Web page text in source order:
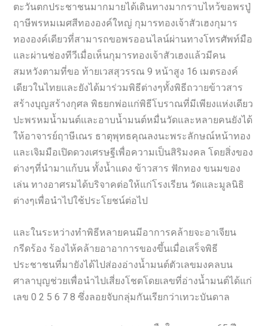
ตะวันตกประชาชนมากมายได้เดินทางมากราบไหว้ขอพรปู่
ฤาษีพรหมเมศสีทององค์ใหญ่ กุมารทองเจ้าสัวเฮงกุมาร
ทององค์เดียวที่สามารถขอพรออนไลน์ผ่านทางโทรศัพท์มือ
และผ่านช่องทีวีเมื่อเห็นกุมารทองเจ้าสัวเฮงแล้วมีคน
สมหวังตามที่ขอ ท้ายเวสสุวรรณ 9 หน้าสูง 16 เมตรองค์
เดียวในไทยและยังได้มาร่วมพิธีต่างๆทั้งพิธีถวายข้าวสาร
สร้างบุญสร้างกุศล พิธยกพ่อแก่พิธีโบราณที่มีเพียงแห่งเดียว
ปะพรหมน้ำมนต์และอาบน้ำมนต์หมื่นวัดและหลายคนยังได้
ให้อาจารย์ฤาษีเณร ธาตุพุทธคุณลงนะพระลักษณ์หน้าทอง
และเจิมมือเปิดดวงเศรษฐีเพื่อความเป็นสิริมงคล โดยสิ่งของ
ต่างๆที่นำมาแก้บน ทั้งน้ำแดง ข้าวสาร ฟักทอง ขนมของ
เล่น ทางอาศรมได้บริจาคต่อให้แก่โรงเรียน วัดและมูลนิธิ
ต่างๆเพื่อนำไปใช้ประโยชน์ต่อไป
และในระหว่างทำพิธีหลายคนมีอาการคล้ายจะอาเจียน
กรีดร้อง ร้องไห้คล้ายอาอาการของขึ้นเมื่อเสร็จพิธี
ประชาชนที่มายังได้ไปส่องอ่างน้ำมนต์ตัวเลขมงคลบน
ศาลาบุญช่วยเพื่อนำไปเสี่ยงโชตโดยเลขที่อ่างน้ำมนต์ได้แก่
เลข 0 2 5 6 7 8 ซึ่งลอยจับกลุ่มกันเรียกว่าเทวะบันดาล